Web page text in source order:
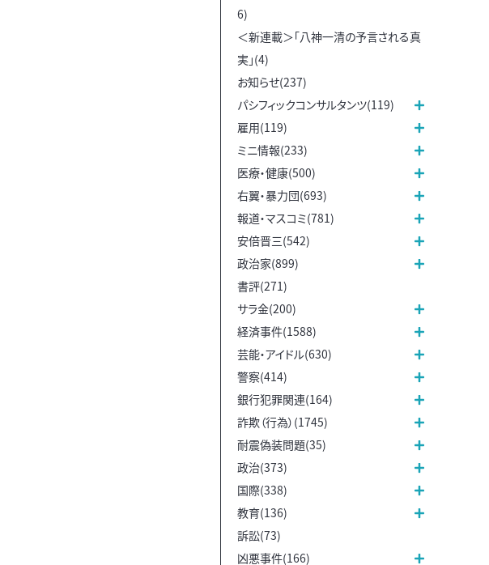
6)
＜新連載＞「八神一清の予言される真
実」(4)
お知らせ(237)
パシフィックコンサルタンツ(119)
雇用(119)
ミニ情報(233)
医療・健康(500)
右翼・暴力団(693)
報道・マスコミ(781)
安倍晋三(542)
政治家(899)
書評(271)
サラ金(200)
経済事件(1588)
芸能・アイドル(630)
警察(414)
銀行犯罪関連(164)
詐欺（行為）(1745)
耐震偽装問題(35)
政治(373)
国際(338)
教育(136)
訴訟(73)
凶悪事件(166)